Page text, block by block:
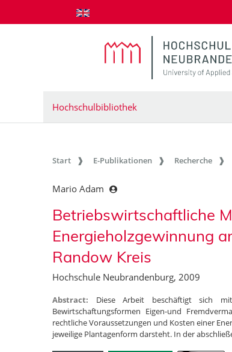
zum Inhalt springen
Hochschulbibliothek
Start E-Publikationen Recherche
Mario Adam
Betriebswirtschaftliche
Energieholzgewinnung
Randow Kreis
Hochschule Neubrandenburg, 2009
Abstract: Diese Arbeit beschäftigt sich
Bewirtschaftungsformen Eigen-und
rechtliche Voraussetzungen und Kosten einer
jeweilige Plantagenform darsteht. In der